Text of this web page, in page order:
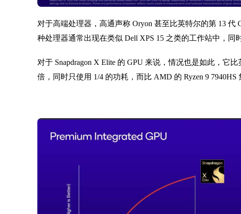
对于高端处理器，高通声称 Oryon 甚至比英特尔的第 13 代
种处理器通常出现在类似 Dell XPS 15 之类的工作站中，同
对于 Snapdragon X Elite 的 GPU 来说，情况也是如此，它
倍，同时只使用 1/4 的功耗，而比 AMD 的 Ryzen 9 7940HS